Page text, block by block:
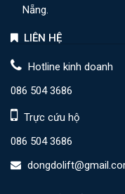
Nẵng.
LIÊN HỆ
Hotline kinh doanh
086 504 3686
Trực cứu hộ
086 504 3686